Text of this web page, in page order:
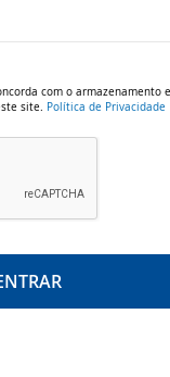
com o armazenamento
site. Política de Privacidade